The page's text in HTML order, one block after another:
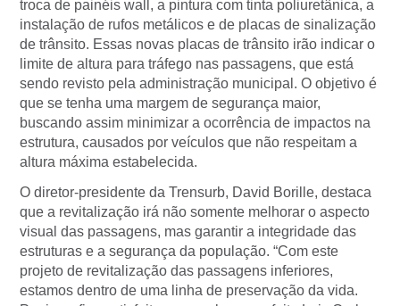
troca de painéis wall, a pintura com tinta poliuretânica, a
instalação de rufos metálicos e de placas de sinalização
de trânsito. Essas novas placas de trânsito irão indicar o
limite de altura para tráfego nas passagens, que está
sendo revisto pela administração municipal. O objetivo é
que se tenha uma margem de segurança maior,
buscando assim minimizar a ocorrência de impactos na
estrutura, causados por veículos que não respeitam a
altura máxima estabelecida.
O diretor-presidente da Trensurb, David Borille, destaca
que a revitalização irá não somente melhorar o aspecto
visual das passagens, mas garantir a integridade das
estruturas e a segurança da população. “Com este
projeto de revitalização das passagens inferiores,
estamos dentro de uma linha de preservação da vida.